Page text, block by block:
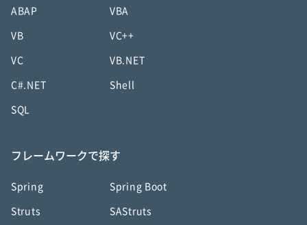
ABAP VBA
VB VC++
VC VB.NET
C#.NET Shell
SQL
フレームワークで探す
Spring Spring Boot
Struts SAStruts